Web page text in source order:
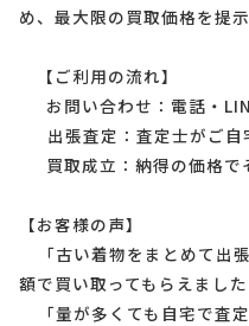
め、最大限の買取価格を提示
【ご利用の流れ】
お問い合わせ：電話・
出張査定：査定士がご自
買取成立：納得の価格で
【お客様の声】
「古い着物をまとめて出
額で買い取ってもらえました
「量が多くても自宅で査